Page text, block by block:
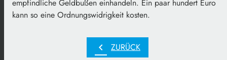
empfindliche Geldbußen einhandeln. Ein paar hundert Euro
kann so eine Ordnungswidrigkeit kosten.
chevron_left ZURÜCK